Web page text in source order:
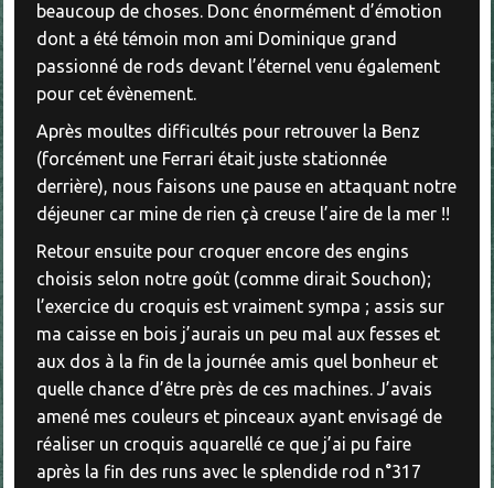
beaucoup de choses. Donc énormément d’émotion
dont a été témoin mon ami Dominique grand
passionné de rods devant l’éternel venu également
pour cet évènement.
Après moultes difficultés pour retrouver la Benz
(forcément une Ferrari était juste stationnée
derrière), nous faisons une pause en attaquant notre
déjeuner car mine de rien çà creuse l’aire de la mer !!
Retour ensuite pour croquer encore des engins
choisis selon notre goût (comme dirait Souchon);
l’exercice du croquis est vraiment sympa ; assis sur
ma caisse en bois j’aurais un peu mal aux fesses et
aux dos à la fin de la journée amis quel bonheur et
quelle chance d’être près de ces machines. J’avais
amené mes couleurs et pinceaux ayant envisagé de
réaliser un croquis aquarellé ce que j’ai pu faire
après la fin des runs avec le splendide rod n°317